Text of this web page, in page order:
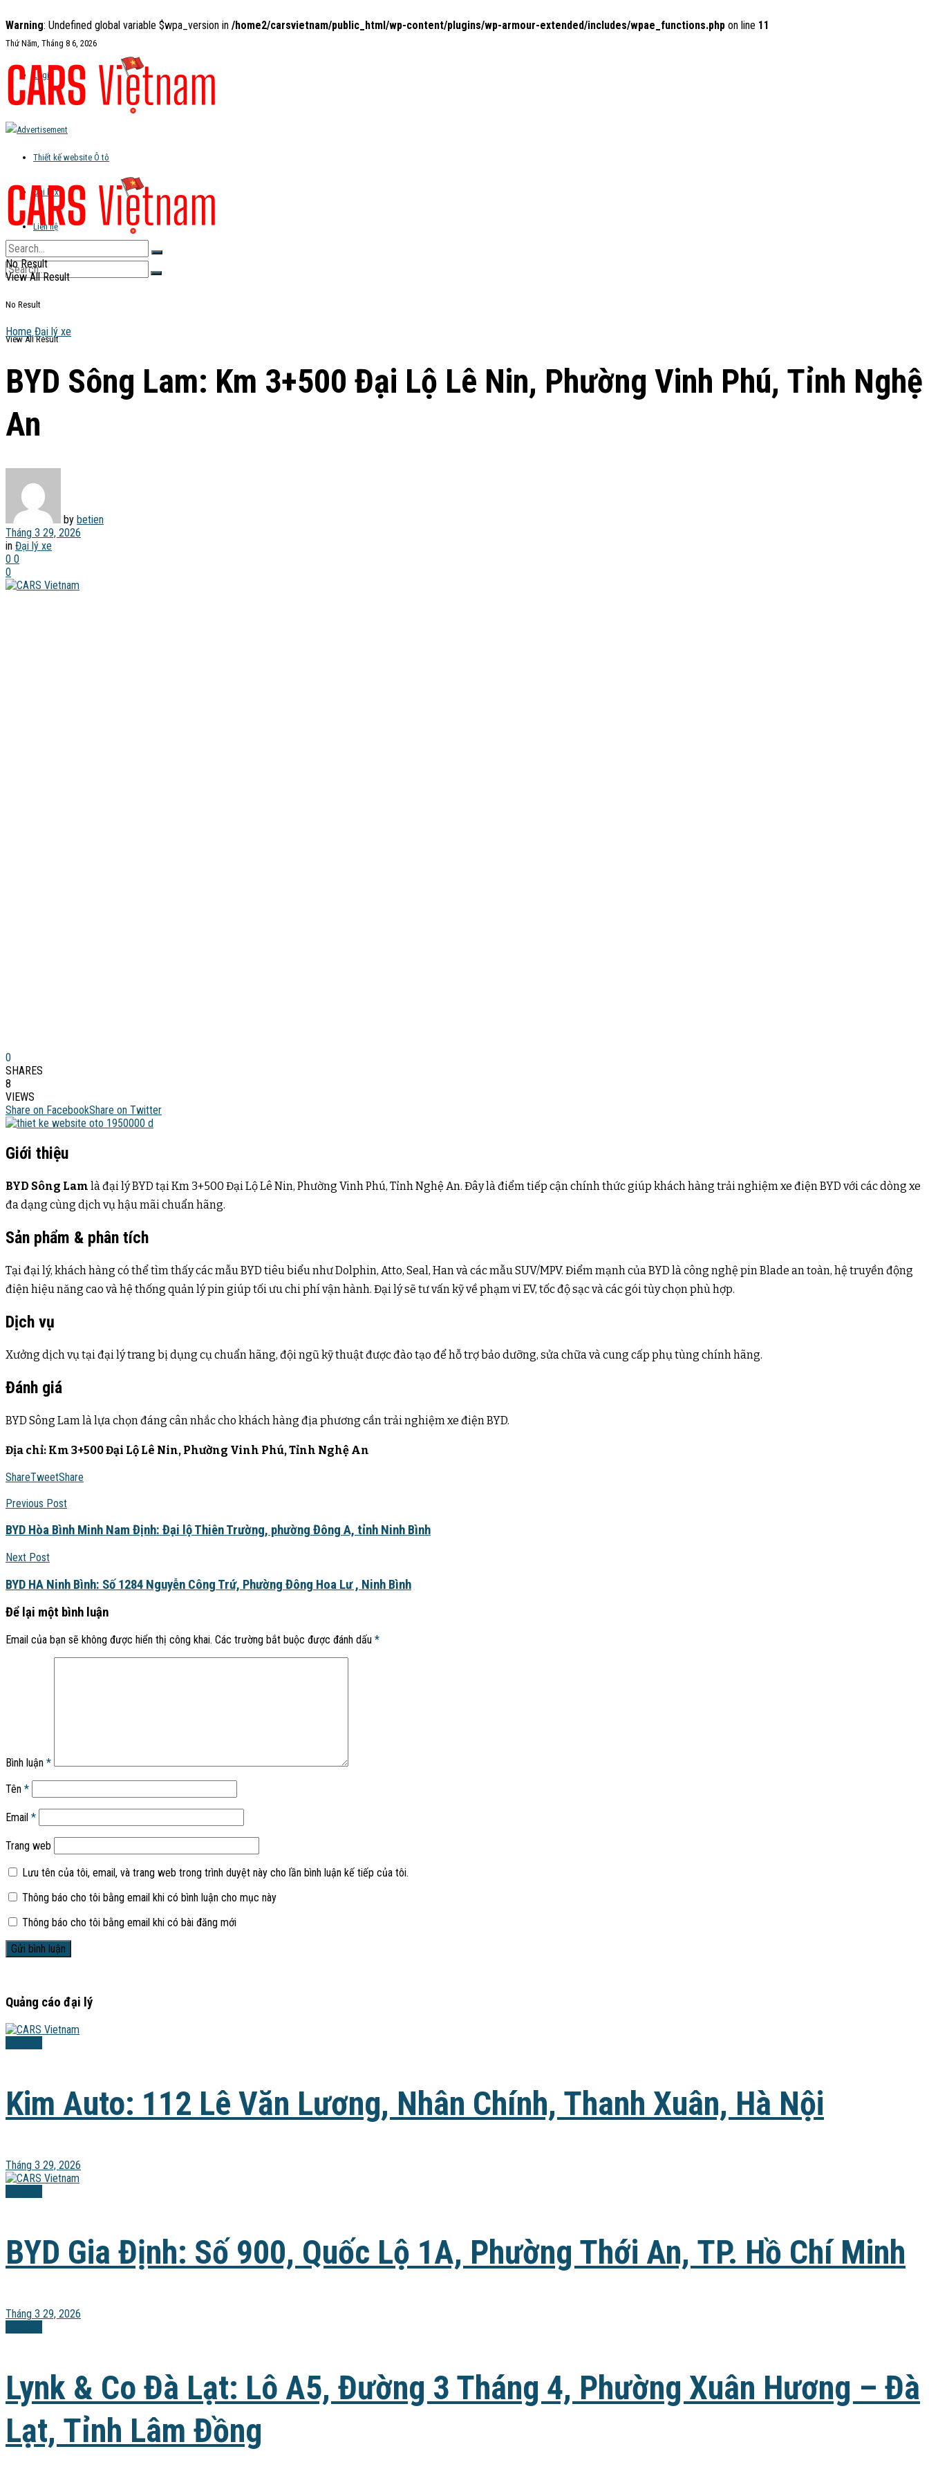
Warning: Undefined global variable $wpa_version in /home2/carsvietnam/public_html/wp-content/plugins/wp-armour-extended/includes/wpae_functions.php on line 11
Thứ Năm, Tháng 8 6, 2026
Login
Thiết kế website Ô tô
Đại lý xe
Liên hệ
No Result
View All Result
No Result
View All Result
Home Đại lý xe
BYD Sông Lam: Km 3+500 Đại Lộ Lê Nin, Phường Vinh Phú, Tỉnh Nghệ
An
by betien
Tháng 3 29, 2026
in Đại lý xe
0 0
0
0
SHARES
8
VIEWS
Share on FacebookShare on Twitter
Giới thiệu
BYD Sông Lam là đại lý BYD tại Km 3+500 Đại Lộ Lê Nin, Phường Vinh Phú, Tỉnh Nghệ An. Đây là điểm tiếp cận chính thức giúp khách hàng trải nghiệm xe điện BYD với các dòng xe
đa dạng cùng dịch vụ hậu mãi chuẩn hãng.
Sản phẩm & phân tích
Tại đại lý, khách hàng có thể tìm thấy các mẫu BYD tiêu biểu như Dolphin, Atto, Seal, Han và các mẫu SUV/MPV. Điểm mạnh của BYD là công nghệ pin Blade an toàn, hệ truyền động
điện hiệu năng cao và hệ thống quản lý pin giúp tối ưu chi phí vận hành. Đại lý sẽ tư vấn kỹ về phạm vi EV, tốc độ sạc và các gói tùy chọn phù hợp.
Dịch vụ
Xưởng dịch vụ tại đại lý trang bị dụng cụ chuẩn hãng, đội ngũ kỹ thuật được đào tạo để hỗ trợ bảo dưỡng, sửa chữa và cung cấp phụ tùng chính hãng.
Đánh giá
BYD Sông Lam là lựa chọn đáng cân nhắc cho khách hàng địa phương cần trải nghiệm xe điện BYD.
Địa chỉ: Km 3+500 Đại Lộ Lê Nin, Phường Vinh Phú, Tỉnh Nghệ An
ShareTweetShare
Previous Post
BYD Hòa Bình Minh Nam Định: Đại lộ Thiên Trường, phường Đông A, tỉnh Ninh Bình
Next Post
BYD HA Ninh Bình: Số 1284 Nguyễn Công Trứ, Phường Đông Hoa Lư , Ninh Bình
Để lại một bình luận
Email của bạn sẽ không được hiển thị công khai. Các trường bắt buộc được đánh dấu *
Bình luận *
Tên *
Email *
Trang web
Lưu tên của tôi, email, và trang web trong trình duyệt này cho lần bình luận kế tiếp của tôi.
Thông báo cho tôi bằng email khi có bình luận cho mục này
Thông báo cho tôi bằng email khi có bài đăng mới
Quảng cáo đại lý
Kim Auto: 112 Lê Văn Lương, Nhân Chính, Thanh Xuân, Hà Nội
Tháng 3 29, 2026
BYD Gia Định: Số 900, Quốc Lộ 1A, Phường Thới An, TP. Hồ Chí Minh
Tháng 3 29, 2026
Lynk & Co Đà Lạt: Lô A5, Đường 3 Tháng 4, Phường Xuân Hương – Đà
Lạt, Tỉnh Lâm Đồng